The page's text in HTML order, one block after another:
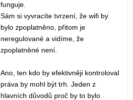
funguje.
Sám si vyvracíte tvrzení, že wifi by
bylo zpoplatněno, přitom je
neregulované a vidíme, že
zpoplatněné není.
Ano, ten kdo by efektivněji kontroloval
práva by mohl být trh. Jeden z
hlavních důvodů proč by to bylo